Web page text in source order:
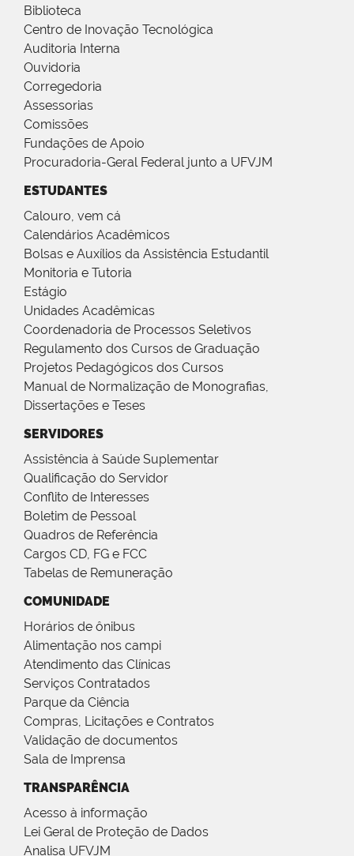
Biblioteca
Centro de Inovação Tecnológica
Auditoria Interna
Ouvidoria
Corregedoria
Assessorias
Comissões
Fundações de Apoio
Procuradoria-Geral Federal junto a UFVJM
ESTUDANTES
Calouro, vem cá
Calendários Acadêmicos
Bolsas e Auxílios da Assistência Estudantil
Monitoria e Tutoria
Estágio
Unidades Acadêmicas
Coordenadoria de Processos Seletivos
Regulamento dos Cursos de Graduação
Projetos Pedagógicos dos Cursos
Manual de Normalização de Monografias,
Dissertações e Teses
SERVIDORES
Assistência à Saúde Suplementar
Qualificação do Servidor
Conflito de Interesses
Boletim de Pessoal
Quadros de Referência
Cargos CD, FG e FCC
Tabelas de Remuneração
COMUNIDADE
Horários de ônibus
Alimentação nos campi
Atendimento das Clínicas
Serviços Contratados
Parque da Ciência
Compras, Licitações e Contratos
Validação de documentos
Sala de Imprensa
TRANSPARÊNCIA
Acesso à informação
Lei Geral de Proteção de Dados
Analisa UFVJM